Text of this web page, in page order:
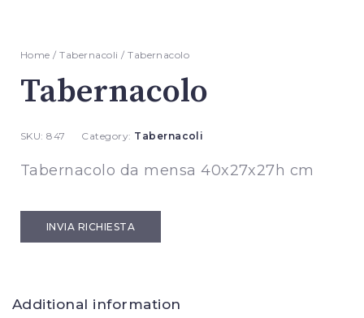
Home /Tabernacoli / Tabernacolo
Tabernacolo
SKU:847 Category: Tabernacoli
Tabernacolo da mensa 40x27x27h cm
INVIA RICHIESTA
Additional information